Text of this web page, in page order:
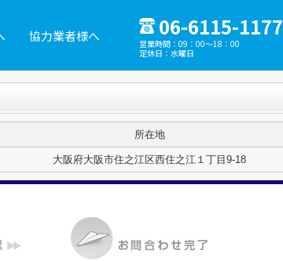
協力業者様へ 06-6115-1177
営業時間：09：00～18：00
定休日：水曜日
所在地
大阪府大阪市住之江区西住之江１丁目9-18